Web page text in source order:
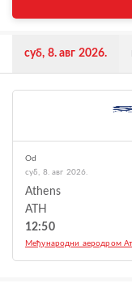
суб, 8. авг 2026.
Od
суб, 8. авг 2026.
Athens
ATH
12:50
Међународни аеродром